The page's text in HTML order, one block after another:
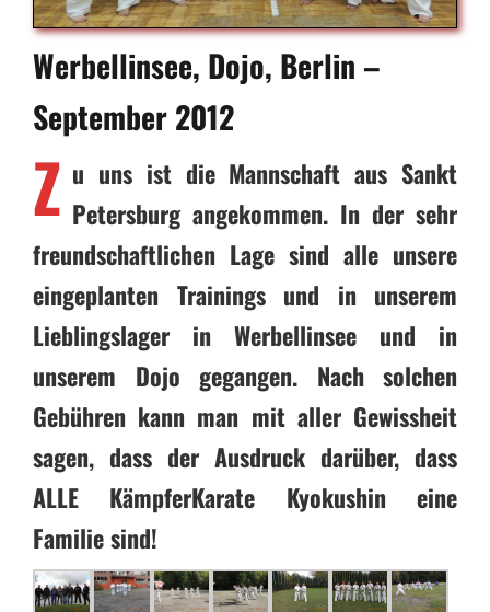
Werbellinsee, Dojo, Berlin –
September 2012
Z u uns ist die Mannschaft aus Sankt
Petersburg angekommen. In der sehr
freundschaftlichen Lage sind alle unsere
eingeplanten Trainings und in unserem
Lieblingslager in Werbellinsee und in
unserem Dojo gegangen. Nach solchen
Gebühren kann man mit aller Gewissheit
sagen, dass der Ausdruck darüber, dass
ALLE KämpferKarate Kyokushin eine
Familie sind!